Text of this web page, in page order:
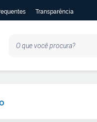
Transparência